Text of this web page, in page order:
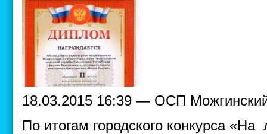
18.03.2015 16:39 — ОСП
По итогам городского конкурса